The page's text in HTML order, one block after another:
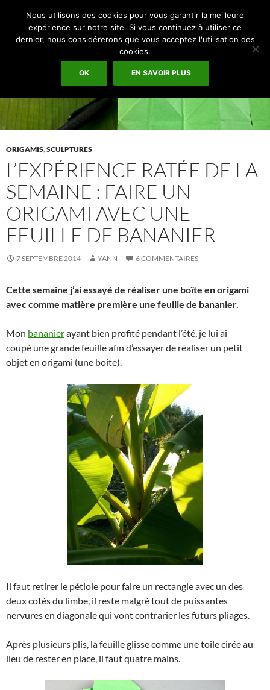
Espace Graphique
ALLER
AU
ORIGAMIS,SCULPTURES
L’EXPÉRIENCE RATÉE DE LA
SEMAINE : FAIRE UN
ORIGAMI AVEC UNE
FEUILLE DE BANANIER
7 SEPTEMBRE 2014 YANN 6 COMMENTAIRES
Cette semaine j’ai essayé de réaliser une boîte en origami
avec comme matière première une feuille de bananier.
Mon bananierayant bien profité pendant l’été, je lui ai
coupé une grande feuille afin d’essayer de réaliser un petit
objet en origami (une boite).
Il faut retirer le pétiole pour faire un rectangle avec un des
deux cotés du limbe, il reste malgré tout de puissantes
nervures en diagonale qui vont contrarier les futurs pliages.
Après plusieurs plis, la feuille glisse comme une toile cirée au
lieu de rester en place, il faut quatre mains.
Nous utilisons des cookies pour vous garantir la meilleure
expérience sur notre site. Si vous continuez à utiliser ce
dernier, nous considérerons que vous acceptez l'utilisation des
cookies.
OK EN SAVOIR PLUS